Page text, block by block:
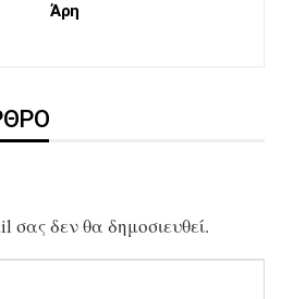
Άρη
σας δεν θα δημοσιευθεί.